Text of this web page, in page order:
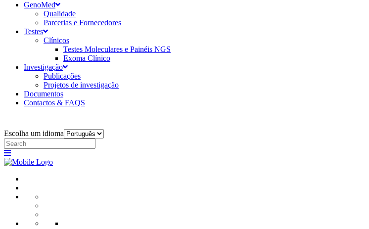
GenoMed
Qualidade
Parcerias e Fornecedores
Testes
Clínicos
Testes Moleculares e Painéis NGS
Exoma Clínico
Investigação
Publicações
Projetos de investigação
Documentos
Contactos & FAQS
Escolha um idioma